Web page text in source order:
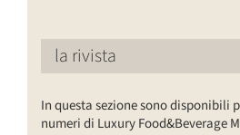
la rivista
In questa sezione sono disponibili
numeri di Luxury Food&Beverage